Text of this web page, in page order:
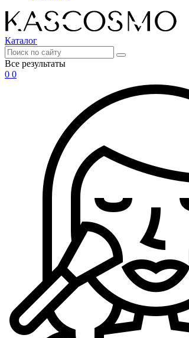
Каталог
Все результаты
0 0